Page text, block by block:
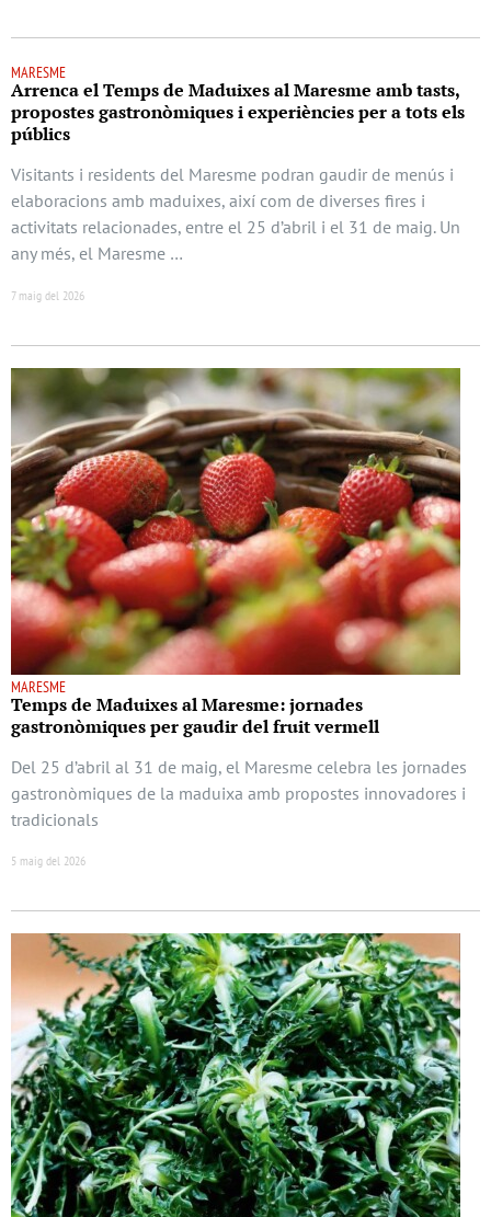
MARESME
Arrenca el Temps de Maduixes al Maresme amb tasts,
propostes gastronòmiques i experiències per a tots els
públics
Visitants i residents del Maresme podran gaudir de menús i
elaboracions amb maduixes, així com de diverses fires i
activitats relacionades, entre el 25 d’abril i el 31 de maig. Un
any més, el Maresme …
7 maig del 2026
MARESME
Temps de Maduixes al Maresme: jornades
gastronòmiques per gaudir del fruit vermell
Del 25 d’abril al 31 de maig, el Maresme celebra les jornades
gastronòmiques de la maduixa amb propostes innovadores i
tradicionals
5 maig del 2026